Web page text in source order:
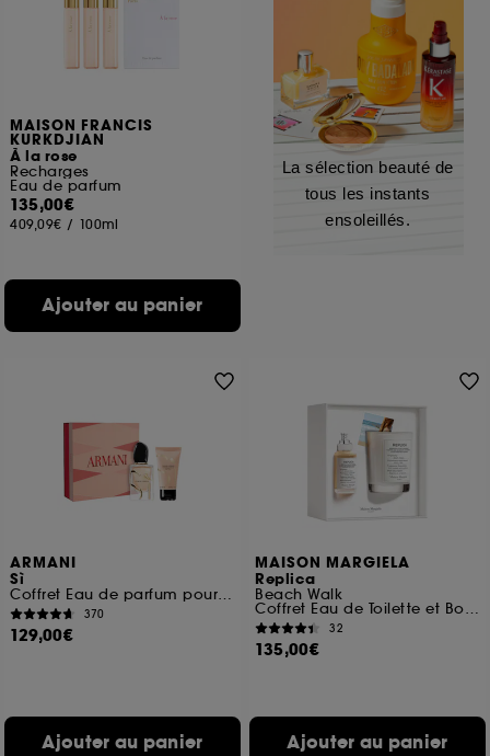
MAISON FRANCIS
KURKDJIAN
À la rose
Recharges
Eau de parfum
135,00€
409,09€ / 100ml
Ajouter au panier
La sélection beauté de
tous les instants
ensoleillés.
ARMANI
Sì
Coffret Eau de parfum pour femme
370
129,00€
Ajouter au panier
MAISON MARGIELA
Replica
Beach Walk
Coffret Eau de Toilette et Bougie
32
135,00€
Ajouter au panier